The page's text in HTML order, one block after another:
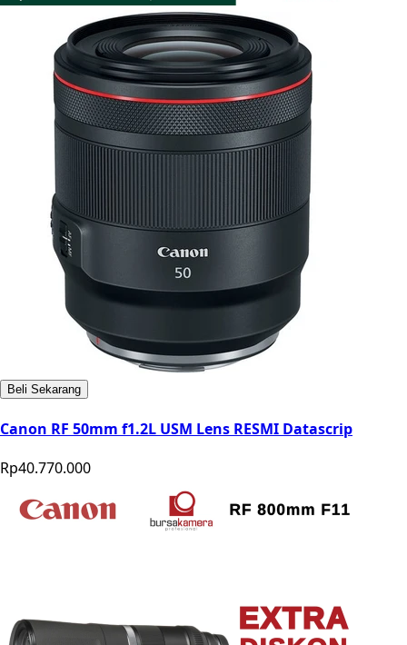
Beli Sekarang
Canon RF 50mm f1.2L USM Lens RESMI Datascrip
Rp40.770.000